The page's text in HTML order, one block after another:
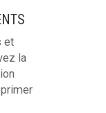
et
la